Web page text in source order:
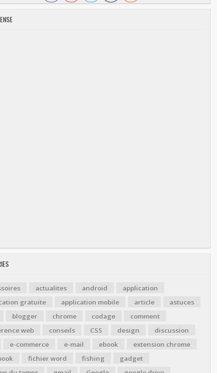
actualites android
application
gratuite
application mobile article
astuces
blogger
chrome codage
comment
web
conseils CSS design
discussion
e-commerce
e-mail ebook
extension chrome
fichier word fishing
gadget